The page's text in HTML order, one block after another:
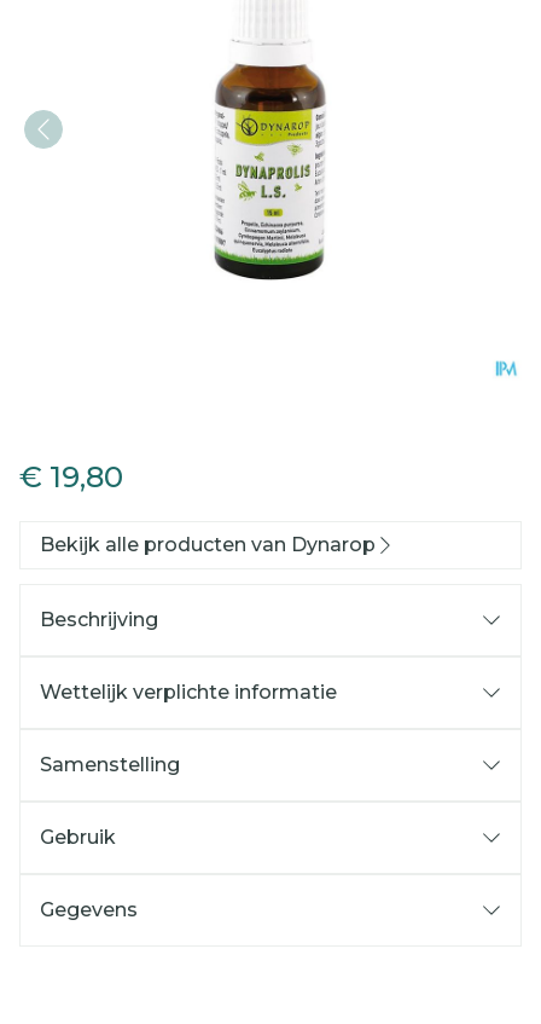
€ 19,80
Bekijk alle producten van Dynarop
Beschrijving
Wettelijk verplichte informatie
Samenstelling
Gebruik
Gegevens